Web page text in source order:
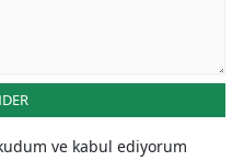
ve kabul ediyorum